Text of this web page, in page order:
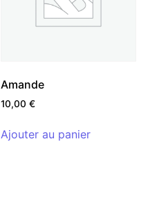
Amande
10,00€
Ajouter au panier